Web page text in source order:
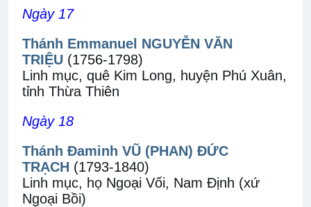
Ngày 17
Thánh Emmanuel NGUYỄN VĂN
TRIỆU (1756-1798)
Linh mục, quê Kim Long, huyện Phú Xuân,
tỉnh Thừa Thiên
Ngày 18
Thánh Đaminh VŨ (PHAN) ĐỨC
TRẠCH (1793-1840)
Linh mục, họ Ngoại Vối, Nam Định (xứ
Ngoại Bồi)